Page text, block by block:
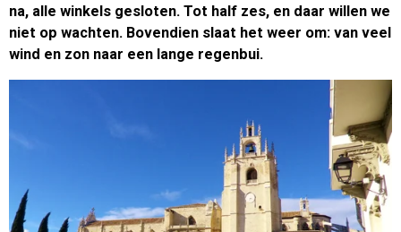
na, alle winkels gesloten. Tot half zes, en daar willen we
niet op wachten. Bovendien slaat het weer om: van veel
wind en zon naar een lange regenbui.